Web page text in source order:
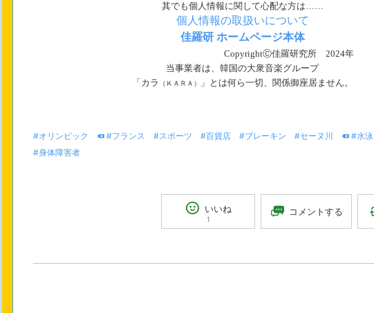
其でも個人情報に関して心配な方は……
個人情報の取扱いについて
佳羅研 ホームページ本体
CopyrightⒸ佳羅研究所 2024年
当事業者は、韓国の大衆音楽グループ
「カラ
（ＫＡＲＡ） 」とは何ら一切、関係御座居ません。
#オリンピック #フランス #スポーツ #百貨店 #ブレーキン #セーヌ川 #水泳
#身体障害者
いいね
1
コメントする